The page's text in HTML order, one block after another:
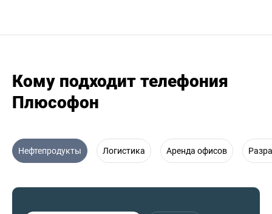
Кому подходит телефония
Плюсофон
Нефтепродукты Логистика Аренда офисов